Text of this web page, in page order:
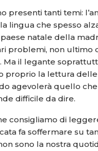
presenti tanti temi:
lingua che spesso
natale della
problemi, non ultimo
Ma il legante
proprio la lettura
agevolerà quello
difficile da dire.
consigliamo di
fa soffermare su
sono la nostra